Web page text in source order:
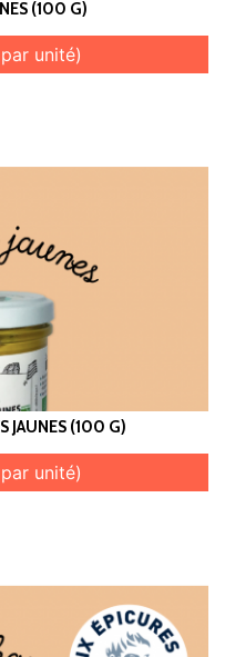
(100 G)
unité)
JAUNES (100 G)
unité)